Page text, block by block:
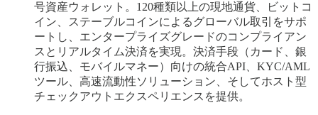
号資産ウォレット。120種類以上の現地通貨、ビットコ
イン、ステーブルコインによるグローバル取引をサポ
ートし、エンタープライズグレードのコンプライアン
スとリアルタイム決済を実現。決済手段（カード、銀
行振込、モバイルマネー）向けの統合API、KYC/AML
ツール、高速流動性ソリューション、そしてホスト型
チェックアウトエクスペリエンスを提供。